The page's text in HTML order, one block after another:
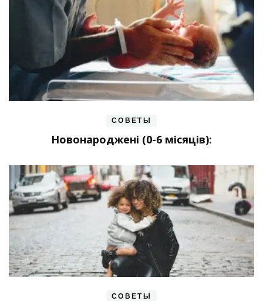
СОВЕТЫ
Новонароджені (0-6 місяців):
СОВЕТЫ